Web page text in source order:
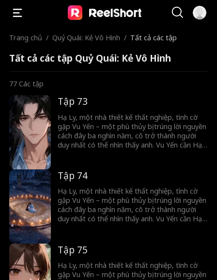
Trang chủ / Quỷ Quái: Kẻ Vô Hình / Tất cả các tập
Tất cả các tập Quỷ Quái: Kẻ Vô Hình
77 Các tập
Tập 73
Hạ Ly, một nhà thiết kế thất nghiệp, tình cờ
gặp Vu Yến – một phù thủy bị trúng lời nguyền
cách đây ba nghìn năm, cô trở thành người
duy nhất có thể nhìn thấy anh. Vu Yến cần Hạ
giải lời nguyền, Hạ Ly dần dần nảy sinh tình
cảm với anh. Họ cùng trải qua muôn trùng khó
khăn, cuối cùng tình yêu và sự chờ đợi đã vượt
qua thời gian đưa hai người về bên nhau.
Tập 74
Hạ Ly, một nhà thiết kế thất nghiệp, tình cờ
gặp Vu Yến – một phù thủy bị trúng lời nguyền
cách đây ba nghìn năm, cô trở thành người
duy nhất có thể nhìn thấy anh. Vu Yến cần Hạ
giải lời nguyền, Hạ Ly dần dần nảy sinh tình
cảm với anh. Họ cùng trải qua muôn trùng khó
khăn, cuối cùng tình yêu và sự chờ đợi đã vượt
qua thời gian đưa hai người về bên nhau.
Tập 75
Hạ Ly, một nhà thiết kế thất nghiệp, tình cờ
gặp Vu Yến – một phù thủy bị trúng lời nguyền